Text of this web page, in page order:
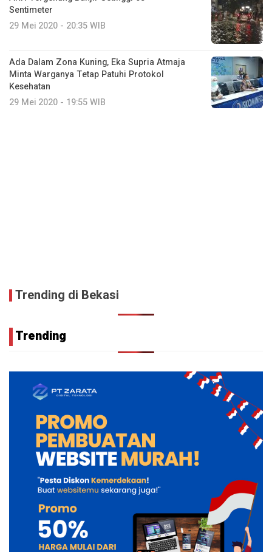
Sentimeter
29 Mei 2020 - 20:35 WIB
Ada Dalam Zona Kuning, Eka Supria Atmaja
Minta Warganya Tetap Patuhi Protokol
Kesehatan
29 Mei 2020 - 19:55 WIB
Trending di Bekasi
Trending